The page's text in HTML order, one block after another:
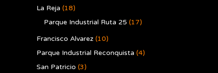
La Reja (18)
Parque Industrial Ruta 25 (17)
Francisco Alvarez (10)
Parque Industrial Reconquista (4)
San Patricio (3)